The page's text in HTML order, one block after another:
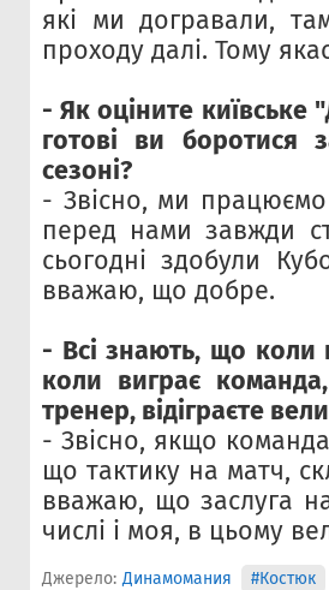
які ми догравали,
проходу далі. Тому
- Як оціните київське
готові ви боротися
сезоні?
- Звісно, ми
перед нами завжди
сьогодні здобули
вважаю, що добре.
- Всі знають, що коли
коли виграє
тренер, відіграєте
- Звісно, якщо
що тактику на матч,
вважаю, що заслуга
числі і моя, в цьому
Джерело: Динамомания #Костюк